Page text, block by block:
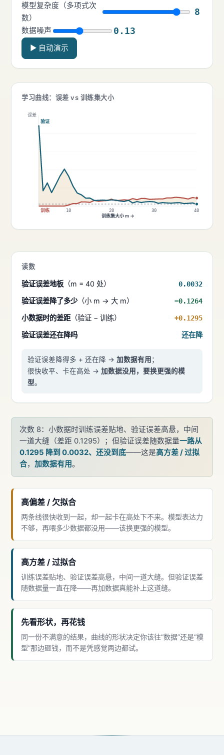
模型复杂度（多项式次
数）
8
数据噪声 0.13
▶ 自动演示
学习曲线：误差 vs 训练集大小
10 20 30 40
训练集大小 m →
误差
验证
训练
读数
验证误差地板 （m = 40 处） 0.0032
验证误差降了多少（小 m → 大 m） −0.1264
小数据时的差距（验证 − 训练） +0.1295
验证误差还在降吗 还在降
验证误差降得多 + 还在降 → 加数据有用 ；
很快收平、卡在高处 → 加数据没用，要换更强的模
型。
次数 8：小数据时训练误差贴地、验证误差高悬，中间
一道大缝（差距 0.1295）；但验证误差随数据量一路从
0.1295 降到 0.0032、还没到底——这是高方差 / 过拟
合， 加数据有用。
高偏差 / 欠拟合
两条线很快收到一起，却一起卡在高处下不来。模型表达力
不够，再喂多少数据都没用——该换更强的模型。
高方差 / 过拟合
训练误差贴地、验证误差高悬，中间一道大缝。但验证误差
随数据量一直在降——再加数据真能补上这道缝。
先看形状，再花钱
同一份不满意的结果，曲线的形状决定你该往“数据”还是“模
型”那边砸钱，而不是凭感觉两边都试。